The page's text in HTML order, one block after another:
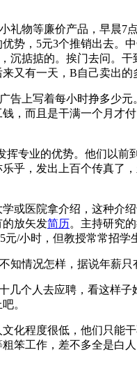
物等廉价产品，早晨7点
势，5元3个推销出去。
沉掂掂的。挨门去问。
又有一天，B自己卖出
上写着每小时挣多少元
，而且是干满一个月才
业的优势。他们以前到
乐乎，发出上百个传真了
医院拿介绍，这种介绍
的放矢发简历。主持研究
/小时，但教授常常招学
情况怎样，据说年薪只
个人去应聘，看这样子
。
程度很低，他们只能
笨工作，差不多全是白